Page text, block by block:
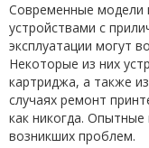
Современные модели
устройствами с
эксплуатации могут
Некоторые из них
картриджа, а также
случаях ремонт
как никогда.
возникших проблем.